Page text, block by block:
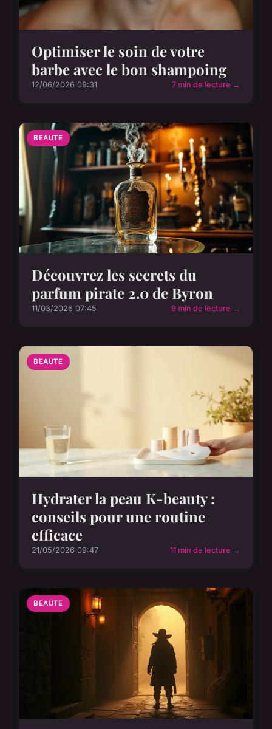
Optimiser le soin de votre
barbe avec le bon shampoing
12/06/2026 09:31 7 min de lecture →
BEAUTE
Découvrez les secrets du
parfum pirate 2.0 de Byron
11/03/2026 07:45 9 min de lecture →
BEAUTE
Hydrater la peau K-beauty :
conseils pour une routine
efficace
21/05/2026 09:47 11 min de lecture →
BEAUTE